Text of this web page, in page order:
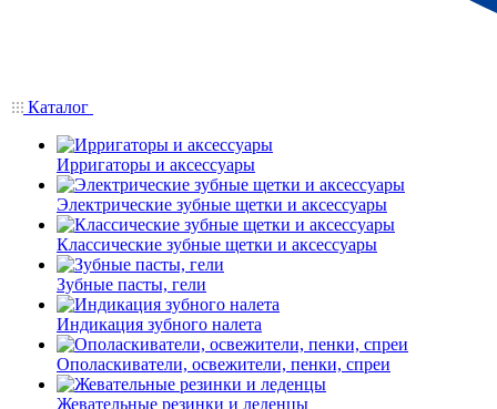
Каталог
Ирригаторы и аксессуары
Электрические зубные щетки и аксессуары
Классические зубные щетки и аксессуары
Зубные пасты, гели
Индикация зубного налета
Ополаскиватели, освежители, пенки, спреи
Жевательные резинки и леденцы